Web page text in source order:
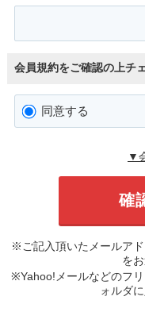
会員規約をご確認の上チ
同意する
▼
※ご記入頂いたメールア
を
※Yahoo!メールなどのフ
ォルダ